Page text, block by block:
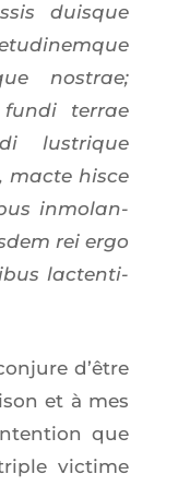
duisque
nos­trae;
ter­rae
lus­trique
macte hisce
inmo­lan­
rei ergo
lac­ten­ti­
d’être
et à mes
que
vic­time